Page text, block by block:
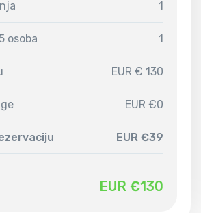
1
osoba 1
EUR € 130
EUR €0
EUR €39
EUR €130